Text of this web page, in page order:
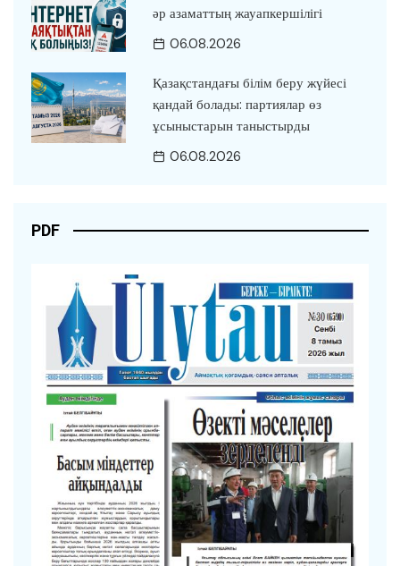
әр азаматтың жауапкершілігі
06.08.2026
Қазақстандағы білім беру жүйесі
қандай болады: партиялар өз
ұсыныстарын таныстырды
06.08.2026
PDF